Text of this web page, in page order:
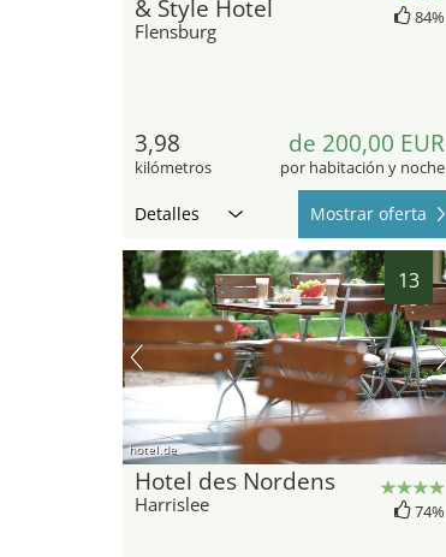
& Style Hotel
Flensburg
84%
3,98
kilómetros
de 200,00 EUR
por habitación y noche
Detalles Mostrar oferta
13
hotel.de
Hotel des Nordens
Harrislee 74%